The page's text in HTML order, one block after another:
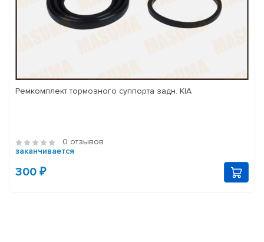
Ремкомплект тормозного суппорта задн. KIA
0 отзывов
заканчивается
300 ₽